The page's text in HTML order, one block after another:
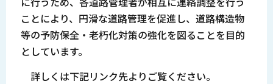
ことにより、円滑な道路管理を促進し、道路構造物
等の予防保全・老朽化対策の強化を図ることを目的
としています。
詳しくは下記リンク先よりご覧ください。